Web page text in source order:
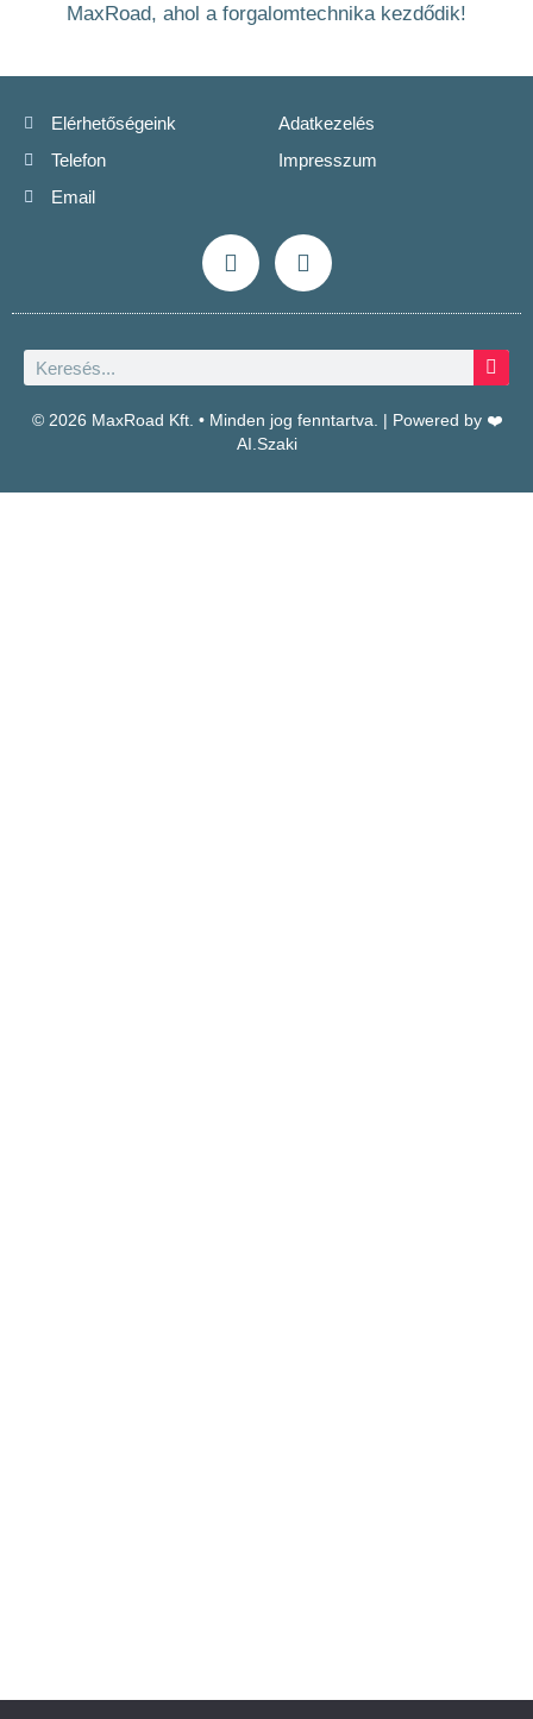
MaxRoad, ahol a forgalomtechnika kezdődik!
Elérhetőségeink
Telefon
Email
Adatkezelés
Impresszum
© 2026 MaxRoad Kft. • Minden jog fenntartva. | Powered by ❤️
AI.Szaki